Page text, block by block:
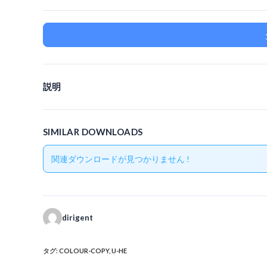
説明
SIMILAR DOWNLOADS
関連ダウンロードが見つかりません !
dirigent
タグ:COLOUR-COPY, U-HE